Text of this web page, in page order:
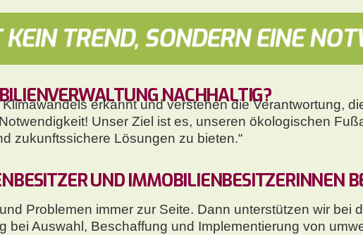
TREND, SONDERN EINE
NACHHALTIG?
erkannt und verstehen die Verantwortung,
Unser Ziel ist es, unseren ökologischen
zukunftssichere Lösungen zu bieten.“
UND IMMOBILIENBESITZERINNEN
Problemen immer zur Seite. Dann unterstützen wir bei
bei Auswahl, Beschaffung und Implementierung von